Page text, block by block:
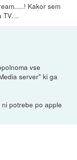
Kakor sem
TV....
vse
server" ki ga
potrebe po apple